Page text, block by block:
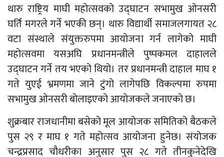
थारु राष्ट्रिय माघी महोत्सवको उद्‍घाटन सभामुख ओनसरी
घर्ति मगरले गर्ने भएकी छन्। थारु विद्यार्थी समाजलगायत २८
वटा संस्थाले संयुक्तरुपमा आयोजना गर्न लागेको माघी
महोत्सवमा यसअघि प्रधानमन्त्रीले पुष्पकमल दाहालले
उद्घाटन गर्ने तय भएको थियो। तर प्रधानमन्त्री दाहाल माघ १
गते युएई भ्रमणमा जाने टुंगो लागेपछि विकल्पमा रुपमा
सभामुख ओनसरी बोलाइएको आयोजकले जनाएको छ।
शुक्रबार राजधानीमा बसेको मूल आयोजक समितिको बैठकले
पुस २९ र माघ १ गते महोत्सव आयोजना हुनेछ। संयोजक
चन्द्रप्रसाद चौधरीका अनुसार पुस २८ गते तीनकुनेदेखि